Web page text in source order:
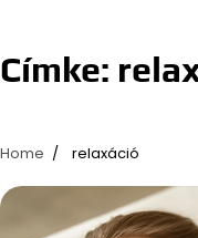
Címke:
Home relaxáció